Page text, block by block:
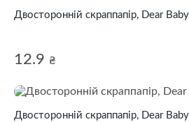
Двосторонній скраппапір, Dear
12.9 ₴
Двосторонній скраппапір, Dear